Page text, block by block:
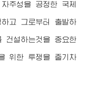
주성을 공정한 국제
고 그로부터 출발하
건설하는것을 중요한
위한 투쟁을 줄기차